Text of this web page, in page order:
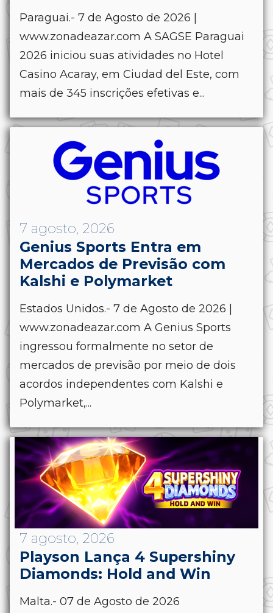
Paraguai.- 7 de Agosto de 2026 |
www.zonadeazar.com A SAGSE Paraguai
2026 iniciou suas atividades no Hotel
Casino Acaray, em Ciudad del Este, com
mais de 345 inscrições efetivas e...
7 agosto, 2026
Genius Sports Entra em
Mercados de Previsão com
Kalshi e Polymarket
Estados Unidos.- 7 de Agosto de 2026 |
www.zonadeazar.com A Genius Sports
ingressou formalmente no setor de
mercados de previsão por meio de dois
acordos independentes com Kalshi e
Polymarket,...
7 agosto, 2026
Playson Lança 4 Supershiny
Diamonds: Hold and Win
Malta.- 07 de Agosto de 2026